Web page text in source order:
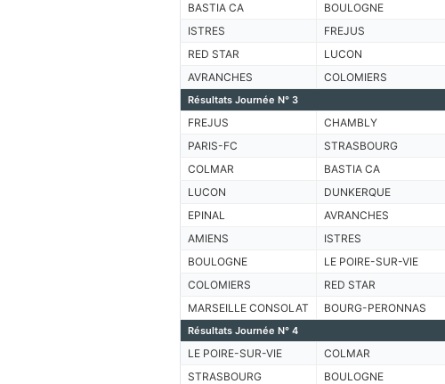
BASTIA CA
BOULOGNE
ISTRES
FREJUS
RED STAR
LUCON
AVRANCHES
COLOMIERS
Résultats Journée N° 3
FREJUS CHAMBLY
PARIS-FC
STRASBOURG
COLMAR
BASTIA CA
LUCON
DUNKERQUE
EPINAL
AVRANCHES
AMIENS
ISTRES
BOULOGNE
LE POIRE-SUR-VIE
COLOMIERS
RED STAR
MARSEILLE CONSOLAT
BOURG-PERONNAS
Résultats Journée N° 4
LE POIRE-SUR-VIE COLMAR
STRASBOURG
BOULOGNE